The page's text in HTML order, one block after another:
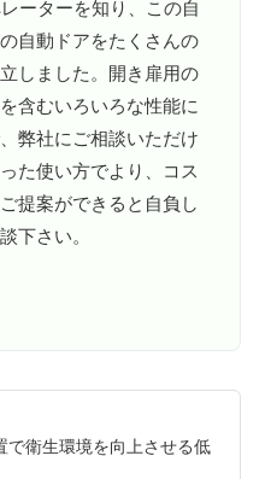
ーターを知り、この自
自動ドアをたくさんの
しました。開き扉用の
含むいろいろな性能に
弊社にご相談いただけ
た使い方でより、コス
提案ができると自負し
下さい。
で衛生環境を向上させる低